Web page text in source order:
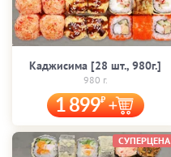
Каджисима [28 шт., 980г.]
980 г.
1 899
СУПЕРЦЕНА